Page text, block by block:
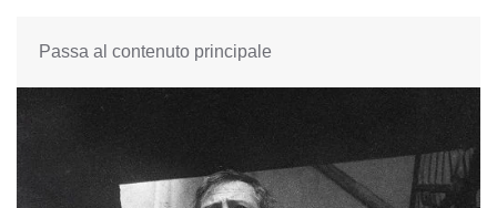
Passa al contenuto principale